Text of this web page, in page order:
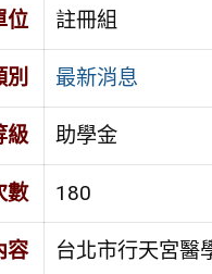
位 註冊組
別 最新消息
級 助學金
數 180
容
台北市行天宮醫